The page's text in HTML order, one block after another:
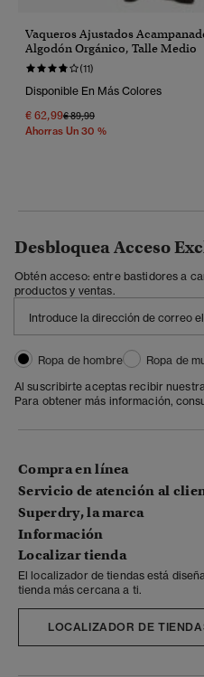
Vaqueros Ajustados
Algodón Orgánico, Talle Medio
(11)
Disponible En Más Colores
€ 62,99Precio Rebajado De
€ 89,99A
Ahorras Un 30 %
Desbloquea Acceso
Obtén acceso: entre bastidores a
productos y ventas.
Ropa de hombre
Ropa de
Al suscribirte aceptas recibir
Para obtener más información,
Compra en línea
Servicio de atención al
Superdry, la marca
Información
Localizar tienda
El localizador de tiendas está
tienda más cercana a ti.
LOCALIZADOR DE